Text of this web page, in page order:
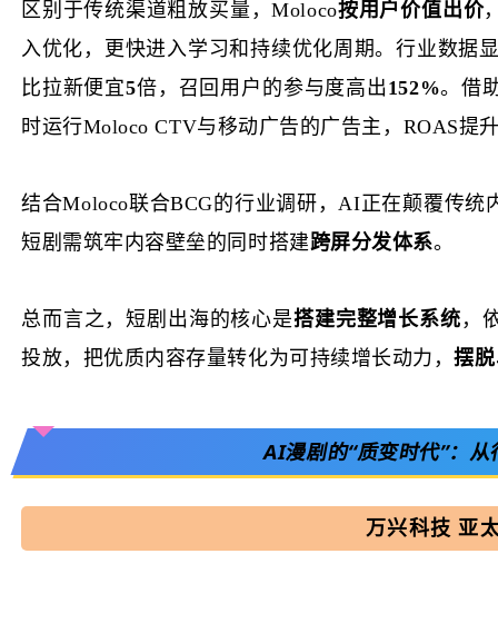
区别于传统渠道粗放买量，Moloco按用户价值出价
入优化，更快进入学习和持续优化周期。行业数据
比拉新便宜5倍，召回用户的参与度高出152%。借
时运行Moloco CTV与移动广告的广告主，ROAS提
结合Moloco联合BCG的行业调研，AI正在颠覆传
短剧需筑牢内容壁垒的同时搭建跨屏分发体系。
总而言之，短剧出海的核心是搭建完整增长系统 ，
投放，把优质内容存量转化为可持续增长动力，摆
AI漫剧的“质变时代”：从
万兴科技 亚